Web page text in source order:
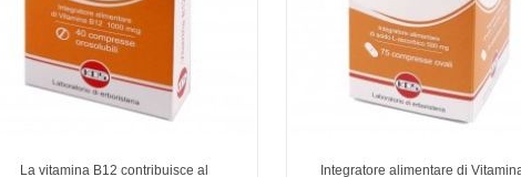
La vitamina B12 contribuisce al
Integratore alimentare di